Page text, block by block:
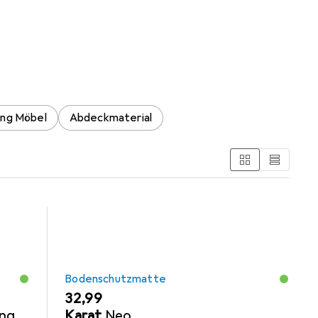
Möbel Abdeckmaterial
Bodenschutzmatte
EUR
32,99